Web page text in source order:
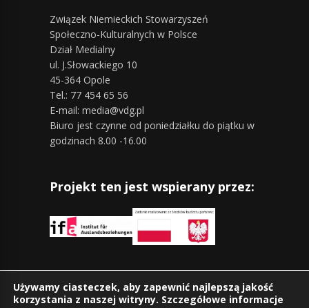
Związek Niemieckich Stowarzyszeń
Społeczno-Kulturalnych w Polsce
Dział Medialny
ul. J.Słowackiego 10
45-364 Opole
Tel.: 77 454 65 56
E-mail: media@vdg.pl
Biuro jest czynne od poniedziałku do piątku w
godzinach 8.00 -16.00
Projekt ten jest wspierany przez:
Znajdziesz nas również na:
Używamy ciasteczek, aby zapewnić najlepszą jakość
korzystania z naszej witryny. Szczegółowe informacje